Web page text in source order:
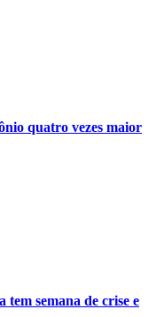
quatro vezes maior
semana de crise e